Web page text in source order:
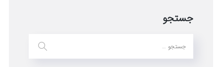
جستجو